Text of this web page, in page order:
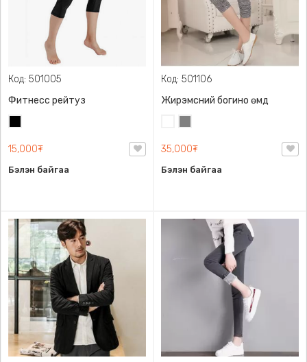
Код: 501005
Фитнесс рейтуз
15,000₮
Бэлэн байгаа
Код: 501106
Жирэмсний богино өмд
35,000₮
Бэлэн байгаа